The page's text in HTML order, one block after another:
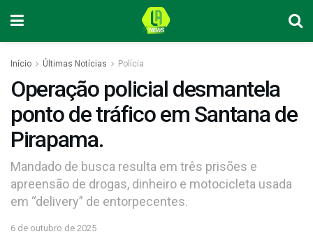
Início Últimas Notícias Polícia
Operação policial desmantela
ponto de tráfico em Santana de
Pirapama.
Mandado de busca resulta em três prisões e
apreensão de drogas, dinheiro e motocicleta usada
em “delivery” de entorpecentes.
6 de outubro de 2025